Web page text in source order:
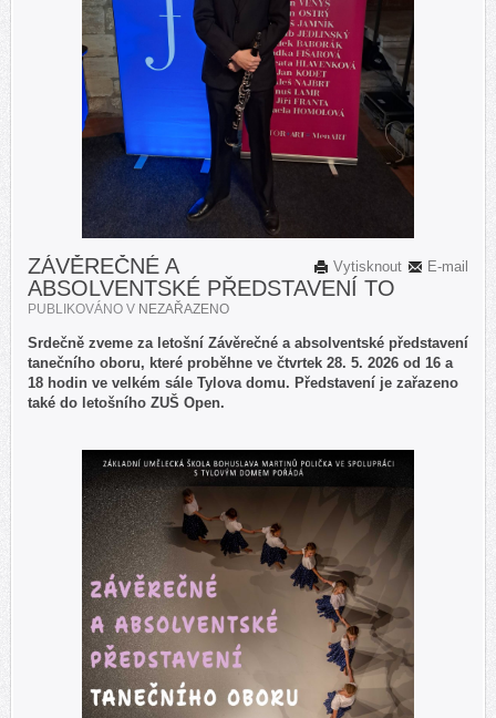
E-mail
Vytisknout
ZÁVĚREČNÉ A
ABSOLVENTSKÉ PŘEDSTAVENÍ TO
PUBLIKOVÁNO V NEZAŘAZENO
Srdečně zveme za letošní Závěrečné a absolventské představení
tanečního oboru, které proběhne ve čtvrtek 28. 5. 2026 od 16 a
18 hodin ve velkém sále Tylova domu. Představení je zařazeno
také do letošního ZUŠ Open.